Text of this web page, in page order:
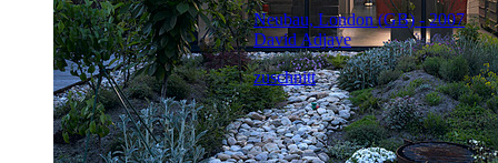
Neubau, London (GB) - 2007
David Adjaye
zuschnitt